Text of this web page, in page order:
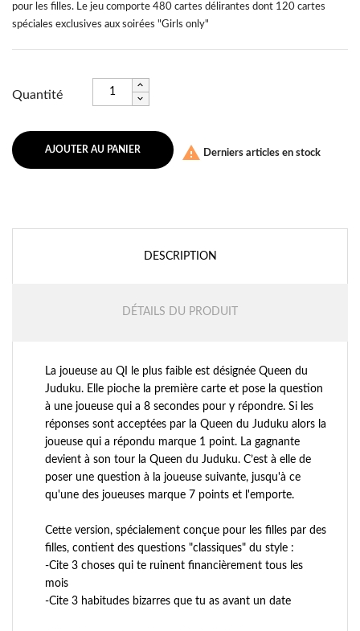
pour les filles. Le jeu comporte 480 cartes délirantes dont 120 cartes
spéciales exclusives aux soirées "Girls only"
Quantité
AJOUTER AU PANIER  Derniers articles en stock
DESCRIPTION
DÉTAILS DU PRODUIT
La joueuse au QI le plus faible est désignée Queen du
Juduku. Elle pioche la première carte et pose la question
à une joueuse qui a 8 secondes pour y répondre. Si les
réponses sont acceptées par la Queen du Juduku alors la
joueuse qui a répondu marque 1 point. La gagnante
devient à son tour la Queen du Juduku. C’est à elle de
poser une question à la joueuse suivante, jusqu'à ce
qu'une des joueuses marque 7 points et l'emporte.
Cette version, spécialement conçue pour les filles par des
filles, contient des questions "classiques" du style :
-Cite 3 choses qui te ruinent financièrement tous les
mois
-Cite 3 habitudes bizarres que tu as avant un date